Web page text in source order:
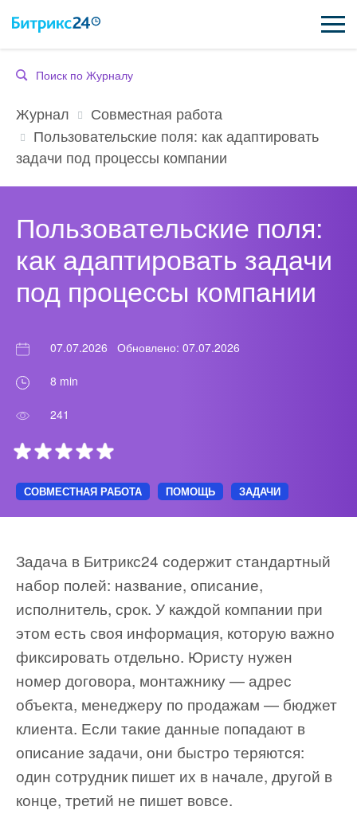
ВОЗМОЖНОСТИ
ЦЕНЫ
ИНТЕГРАЦИИ
ПОДДЕРЖКА
ҚАЗАҚША
Журнал
Совместная работа
Пользовательские поля: как адаптировать
задачи под процессы компании
Пользовательские поля:
как адаптировать задачи
под процессы компании
07.07.2026 Обновлено: 07.07.2026
8 min
241
СОВМЕСТНАЯ РАБОТА ПОМОЩЬ ЗАДАЧИ
Задача в Битрикс24 содержит стандартный
набор полей: название, описание,
исполнитель, срок. У каждой компании при
этом есть своя информация, которую важно
фиксировать отдельно. Юристу нужен
номер договора, монтажнику — адрес
объекта, менеджеру по продажам — бюджет
клиента. Если такие данные попадают в
описание задачи, они быстро теряются:
один сотрудник пишет их в начале, другой в
конце, третий не пишет вовсе.